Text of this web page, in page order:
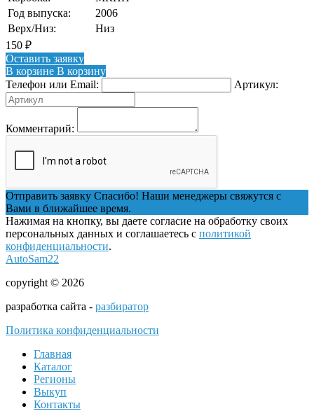
Год выпуска:
2006
Верх/Низ:
Низ
150 ₽
Оставить заявку
В корзине В корзину
Телефон или Email:
Артикул:
Комментарий:
Отправить заявку Спасибо! Наши менеджеры свяжутся с
Вами в ближайшее время.
Нажимая на кнопку, вы даете согласие на обработку своих
персональных данных и соглашаетесь с политикой
конфиденциальности.
AutoSam22
copyright © 2026
разработка сайта - разбиратор
Политика конфиденциальности
Главная
Каталог
Регионы
Выкуп
Контакты